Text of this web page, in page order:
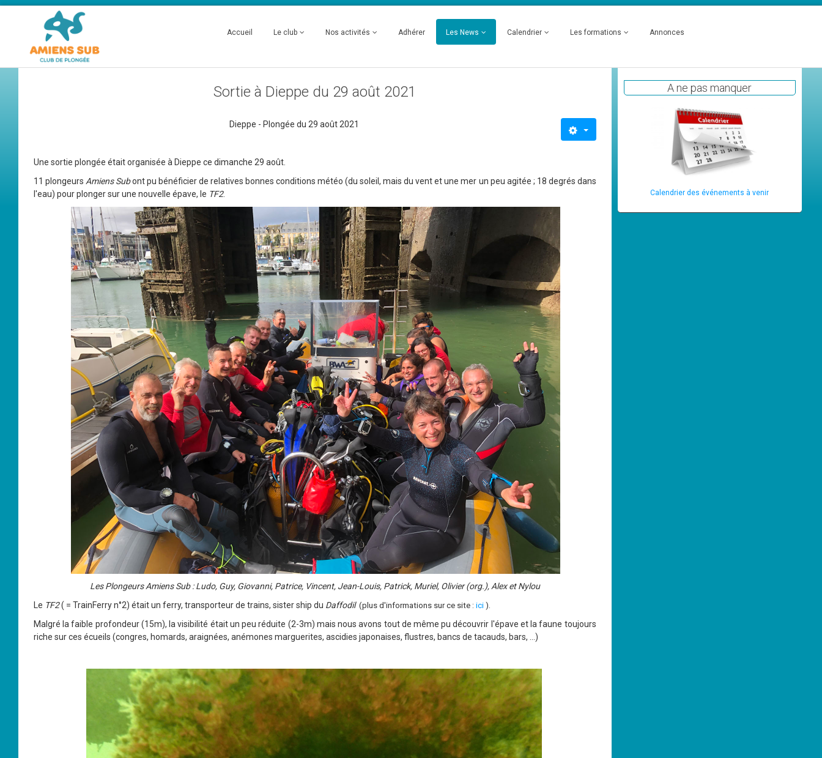
Accueil Le club Nos activités Adhérer Les News Calendrier Les formations Annonces
Sortie à Dieppe du 29 août 2021
Dieppe - Plongée du 29 août 2021
Une sortie plongée était organisée à Dieppe ce dimanche 29 août.
11 plongeurs Amiens Subont pu bénéficier de relatives bonnes conditions météo (du soleil, mais du vent et une mer un peu agitée ; 18 degrés dans
l'eau) pour plonger sur une nouvelle épave, le TF2.
Les Plongeurs Amiens Sub : Ludo, Guy, Giovanni, Patrice, Vincent, Jean-Louis, Patrick, Muriel, Olivier (org.), Alex et Nylou
Le TF2( = TrainFerry n°2) était un ferry, transporteur de trains, sister ship du Daffodil (plus d'informations sur ce site : ici ).
Malgré la faible profondeur (15m), la visibilité était un peu réduite (2-3m) mais nous avons tout de même pu découvrir l'épave et la faune toujours
riche sur ces écueils (congres, homards, araignées, anémones marguerites, ascidies japonaises, flustres, bancs de tacauds, bars, ...)
A ne pas manquer
Calendrier des événements à venir